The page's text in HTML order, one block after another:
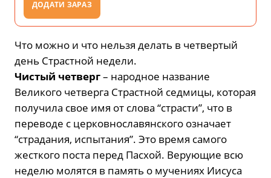
ДОДАТИ ЗАРАЗ
Что можно и что нельзя делать в четвертый
день Страстной недели.
Чистый четверг– народное название
Великого четверга Страстной седмицы, которая
получила свое имя от слова “страсти”, что в
переводе с церковнославянского означает
“страдания, испытания”. Это время самого
жесткого поста перед Пасхой. Верующие всю
неделю молятся в память о мучениях Иисуса